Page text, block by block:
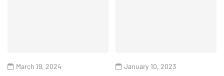
March 19, 2024 January 10, 2023